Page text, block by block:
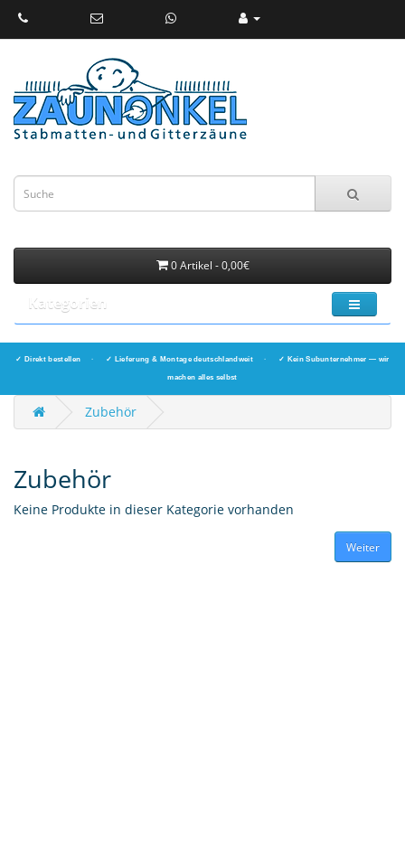
0 Artikel - 0,00€
Kategorien
✓ Direkt bestellen · ✓ Lieferung & Montage deutschlandweit · ✓ Kein Subunternehmer — wir
machen alles selbst
Zubehör
Zubehör
Keine Produkte in dieser Kategorie vorhanden
Weiter